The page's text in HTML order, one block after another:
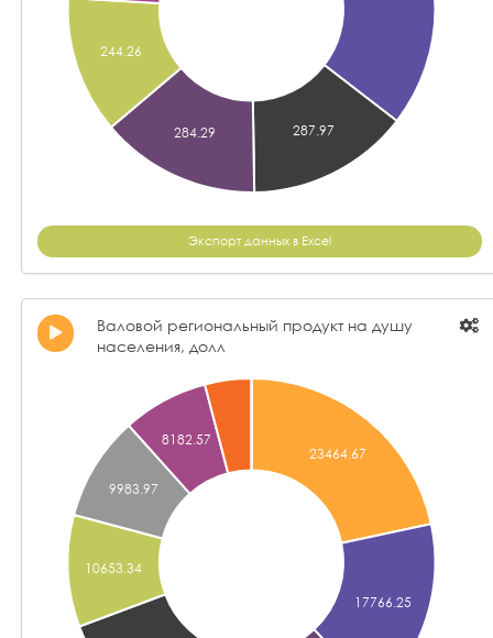
Экспорт данных в Excel
Валовой региональный продукт на душу
населения, долл